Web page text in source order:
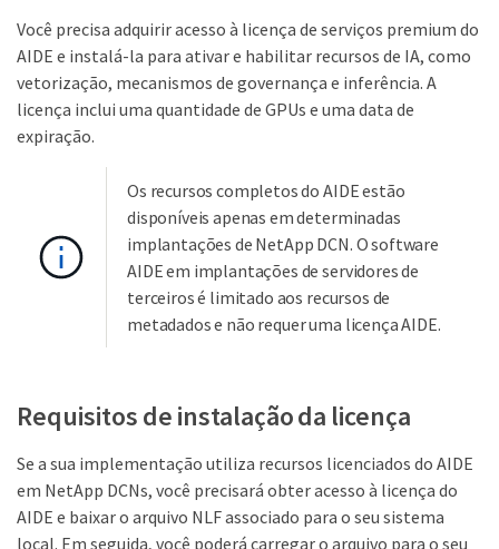
Você precisa adquirir acesso à licença de serviços premium do
AIDE e instalá-la para ativar e habilitar recursos de IA, como
vetorização, mecanismos de governança e inferência. A
licença inclui uma quantidade de GPUs e uma data de
expiração.
Os recursos completos do AIDE estão
disponíveis apenas em determinadas
implantações de NetApp DCN. O software
AIDE em implantações de servidores de
terceiros é limitado aos recursos de
metadados e não requer uma licença AIDE.
Requisitos de instalação da licença
Se a sua implementação utiliza recursos licenciados do AIDE
em NetApp DCNs, você precisará obter acesso à licença do
AIDE e baixar o arquivo NLF associado para o seu sistema
local. Em seguida, você poderá carregar o arquivo para o seu